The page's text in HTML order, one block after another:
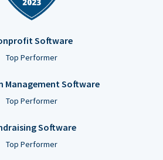
Software
Top Performer
Management Software
Top Performer
Software
Top Performer